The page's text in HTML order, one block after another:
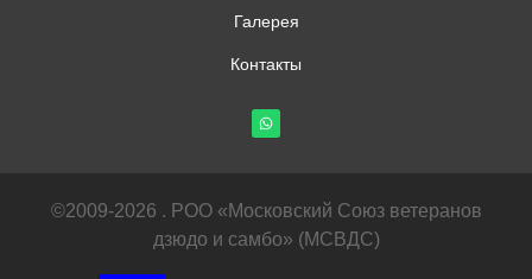
Галерея
Контакты
©2009-2026 . РОО «Московский Союз ветеранов
дзюдо и самбо» (МСВДС)